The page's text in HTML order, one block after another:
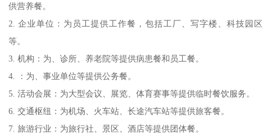
供营养餐。
2. 企业单位：为员工提供工作餐，包括工厂、写字楼、科技园区
等。
3. 机构：为、诊所、养老院等提供病患餐和员工餐。
4. ：为、事业单位等提供公务餐。
5. 活动会展：为大型会议、展览、体育赛事等提供临时餐饮服务。
6. 交通枢纽：为机场、火车站、长途汽车站等提供旅客餐。
7. 旅游行业：为旅行社、景区、酒店等提供团体餐。